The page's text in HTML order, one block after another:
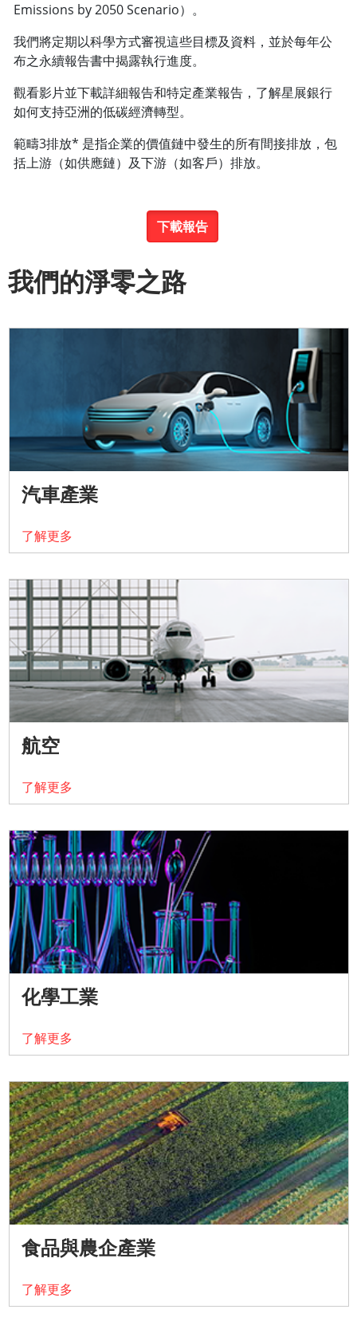
Emissions by 2050 Scenario）。
我們將定期以科學方式審視這些目標及資料，並於每年公
布之永續報告書中揭露執行進度。
觀看影片並下載詳細報告和特定產業報告，了解星展銀行
如何支持亞洲的低碳經濟轉型。
範疇3排放* 是指企業的價值鏈中發生的所有間接排放，包
括上游（如供應鏈）及下游（如客戶）排放。
下載報告
我們的淨零之路
汽車產業
了解更多
航空
了解更多
化學工業
了解更多
食品與農企產業
了解更多